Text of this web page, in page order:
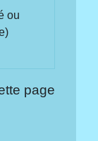
ou
page